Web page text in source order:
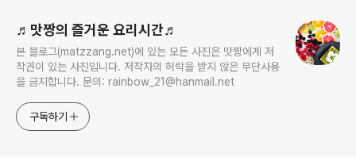
♬맛짱의 즐거운 요리시간♬
본 블로그(matzzang.net)에 있는 모든 사진은 맛짱에게 저
작권이 있는 사진입니다. 저작자의 허락을 받지 않은 무단사용
을 금지합니다. 문의: rainbow_21@hanmail.net
구독하기